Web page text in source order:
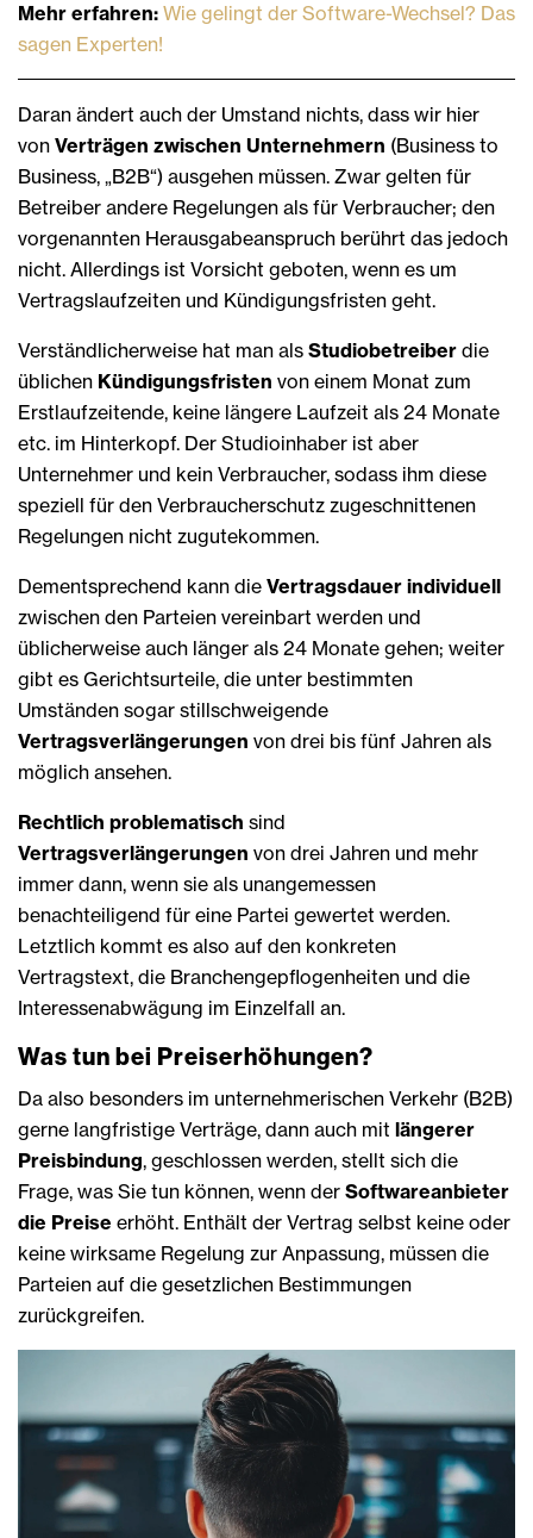
Mehr erfahren: Wie gelingt der Software-Wechsel? Das
sagen Experten!
Daran ändert auch der Umstand nichts, dass wir hier
von Verträgen zwischen Unternehmern (Business to
Business, „B2B“) ausgehen müssen. Zwar gelten für
Betreiber andere Regelungen als für Verbraucher; den
vorgenannten Herausgabeanspruch berührt das jedoch
nicht. Allerdings ist Vorsicht geboten, wenn es um
Vertragslaufzeiten und Kündigungsfristen geht.
Verständlicherweise hat man als Studiobetreiber die
üblichen Kündigungsfristen von einem Monat zum
Erstlaufzeitende, keine längere Laufzeit als 24 Monate
etc. im Hinterkopf. Der Studioinhaber ist aber
Unternehmer und kein Verbraucher, sodass ihm diese
speziell für den Verbraucherschutz zugeschnittenen
Regelungen nicht zugutekommen.
Dementsprechend kann die Vertragsdauer individuell
zwischen den Parteien vereinbart werden und
üblicherweise auch länger als 24 Monate gehen; weiter
gibt es Gerichtsurteile, die unter bestimmten
Umständen sogar stillschweigende
Vertragsverlängerungen von drei bis fünf Jahren als
möglich ansehen.
Rechtlich problematisch sind
Vertragsverlängerungen von drei Jahren und mehr
immer dann, wenn sie als unangemessen
benachteiligend für eine Partei gewertet werden.
Letztlich kommt es also auf den konkreten
Vertragstext, die Branchengepflogenheiten und die
Interessenabwägung im Einzelfall an.
Was tun bei Preiserhöhungen?
Da also besonders im unternehmerischen Verkehr (B2B)
gerne langfristige Verträge, dann auch mit längerer
Preisbindung, geschlossen werden, stellt sich die
Frage, was Sie tun können, wenn der Softwareanbieter
die Preise erhöht. Enthält der Vertrag selbst keine oder
keine wirksame Regelung zur Anpassung, müssen die
Parteien auf die gesetzlichen Bestimmungen
zurückgreifen.